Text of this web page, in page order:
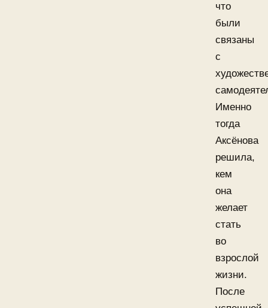
что
были
связаны
с
Именно
тогда
Аксёнова
решила,
кем
она
желает
стать
во
взрослой
жизни.
После